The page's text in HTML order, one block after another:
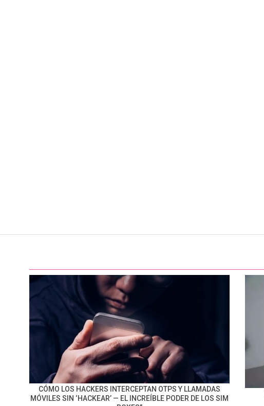
CÓMO LOS HACKERS INTERCEPTAN OTPS Y LLAMADAS
MÓVILES SIN ‘HACKEAR’ — EL INCREÍBLE PODER DE LOS SIM